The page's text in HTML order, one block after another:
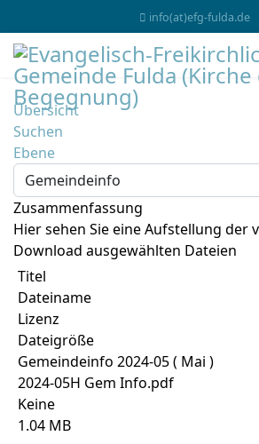
info(at)efg-fulda.de
Übersicht
Suchen
Ebene
Zusammenfassung
Hier sehen Sie eine Aufstellung der
Download ausgewählten Dateien
Titel
Dateiname
Lizenz
Dateigröße
Gemeindeinfo 2024-05 ( Mai )
2024-05H Gem Info.pdf
Keine
1.04 MB